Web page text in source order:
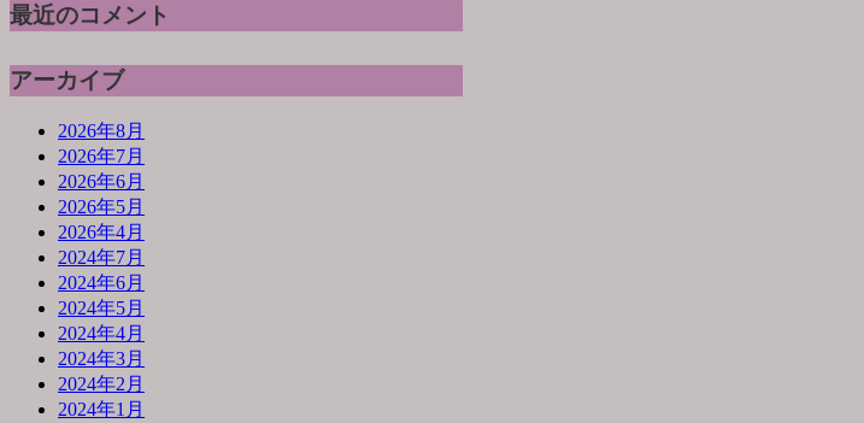
最近のコメント
アーカイブ
2026年8月
2026年7月
2026年6月
2026年5月
2026年4月
2024年7月
2024年6月
2024年5月
2024年4月
2024年3月
2024年2月
2024年1月